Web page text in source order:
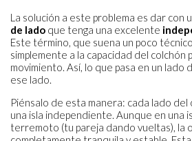
La solución a este problema es dar con
de lado que tenga una excelente
Este término, que suena un poco
simplemente a la capacidad del colchón
movimiento. Así, lo que pasa en un lado
ese lado.
Piénsalo de esta manera: cada lado del
una isla independiente. Aunque en una
terremoto (tu pareja dando vueltas), la